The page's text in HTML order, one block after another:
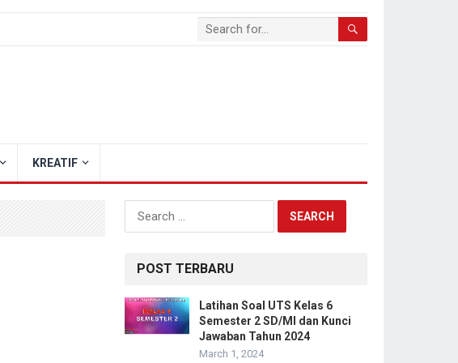
KREATIF
Search
for:
POST TERBARU
Latihan Soal UTS Kelas 6
Semester 2 SD/MI dan Kunci
Jawaban Tahun 2024
March 1, 2024